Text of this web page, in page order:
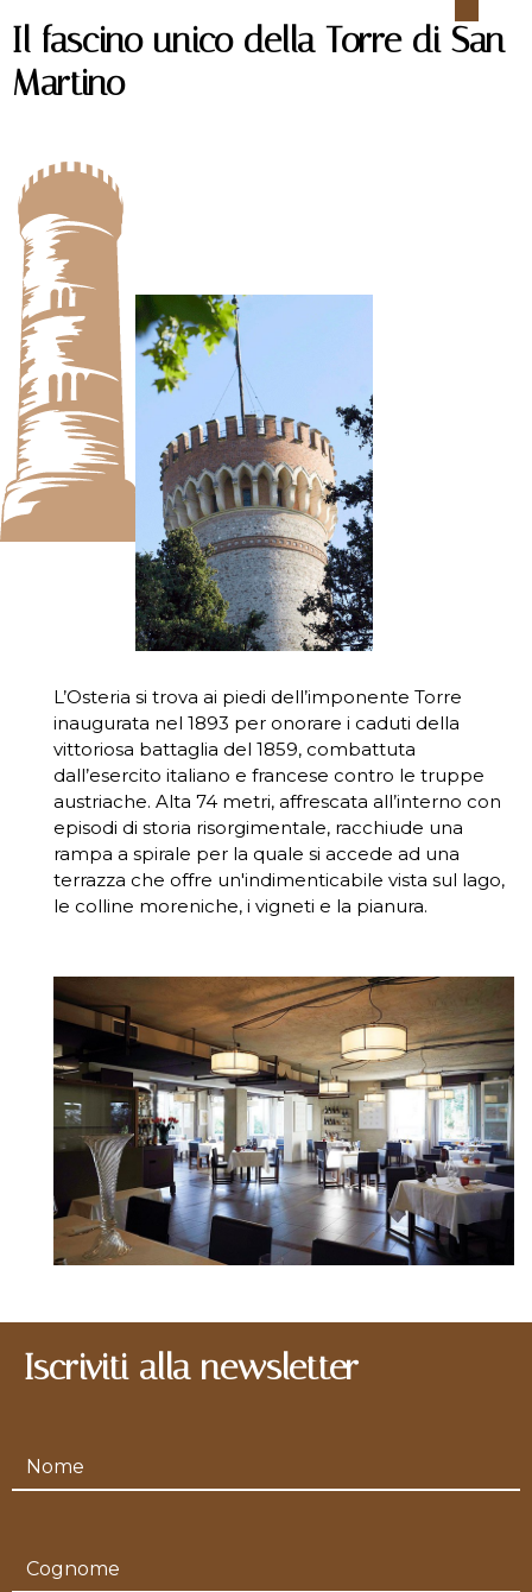
Il fascino unico della Torre di San
Martino
L’Osteria si trova ai piedi dell’imponente Torre
inaugurata nel 1893 per onorare i caduti della
vittoriosa battaglia del 1859, combattuta
dall’esercito italiano e francese contro le truppe
austriache. Alta 74 metri, affrescata all’interno con
episodi di storia risorgimentale, racchiude una
rampa a spirale per la quale si accede ad una
terrazza che offre un'indimenticabile vista sul lago,
le colline moreniche, i vigneti e la pianura.
Iscriviti alla newsletter